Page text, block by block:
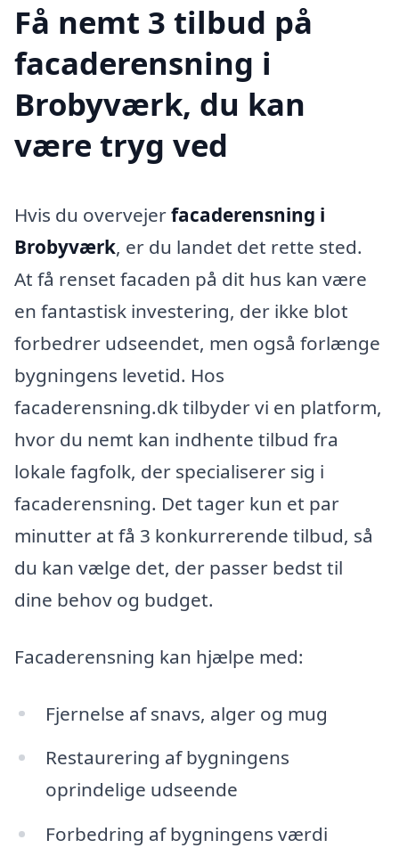
Få nemt 3 tilbud på
facaderensning i
Brobyværk, du kan
være tryg ved
Hvis du overvejerfacaderensning i
Brobyværk, er du landet det rette sted.
At få renset facaden på dit hus kan være
en fantastisk investering, der ikke blot
forbedrer udseendet, men også forlænge
bygningens levetid. Hos
facaderensning.dk tilbyder vi en platform,
hvor du nemt kan indhente tilbud fra
lokale fagfolk, der specialiserer sig i
facaderensning. Det tager kun et par
minutter at få 3 konkurrerende tilbud, så
du kan vælge det, der passer bedst til
dine behov og budget.
Facaderensning kan hjælpe med:
Fjernelse af snavs, alger og mug
Restaurering af bygningens
oprindelige udseende
Forbedring af bygningens værdi